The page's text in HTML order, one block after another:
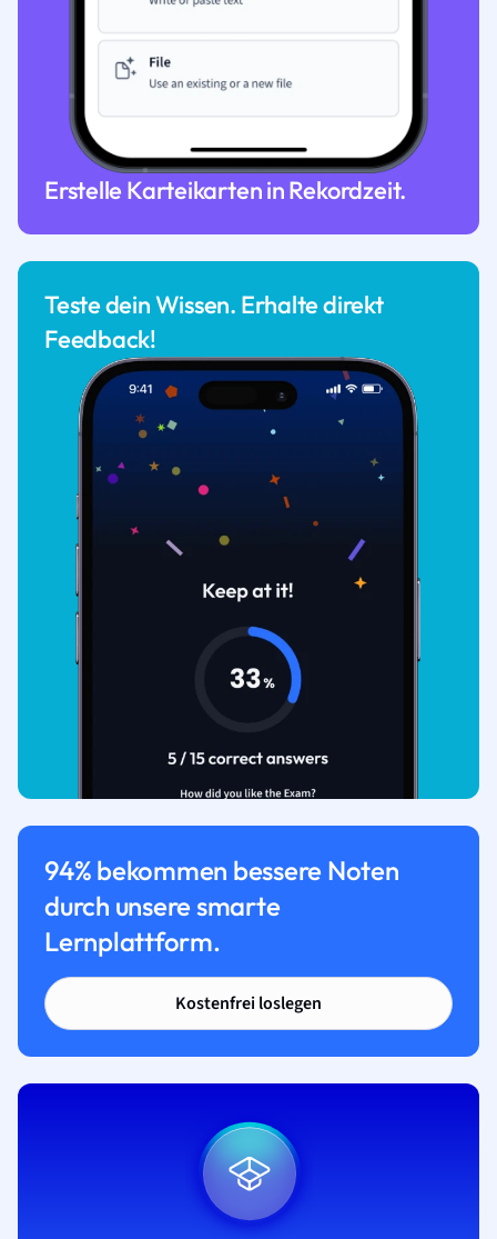
Erstelle Karteikarten in Rekordzeit.
Teste dein Wissen. Erhalte direkt
Feedback!
94% bekommen bessere Noten
durch unsere smarte
Lernplattform.
Kostenfrei loslegen